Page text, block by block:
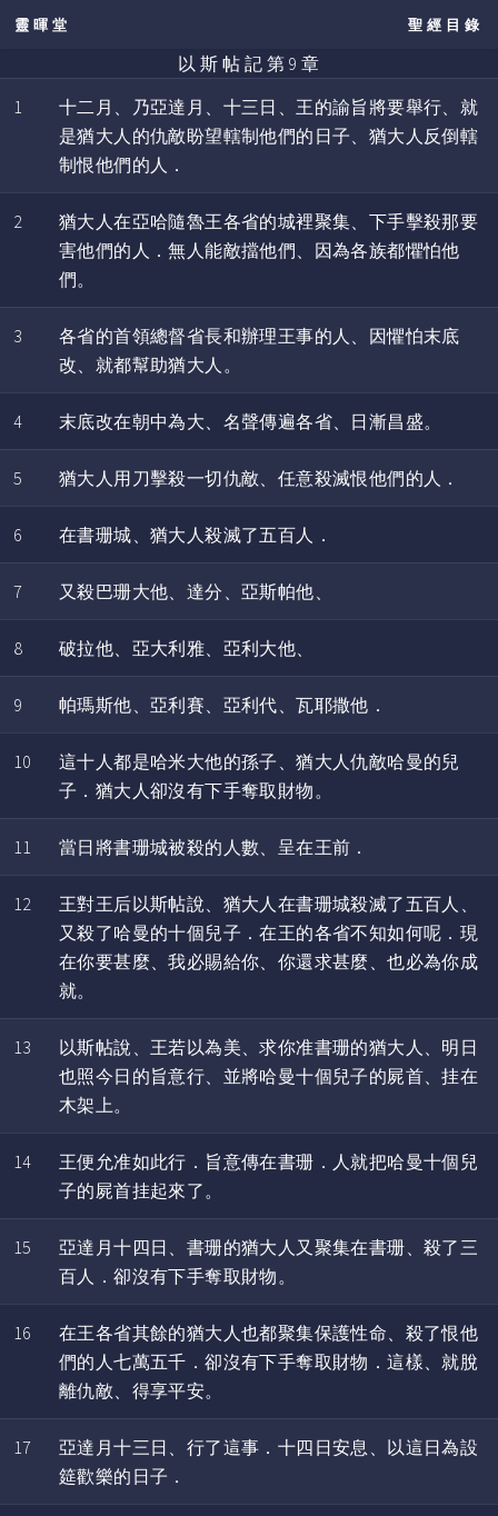
靈暉堂 聖經目錄
以 斯 帖 記 第 9 章
1
十二月、乃亞達月、十三日、王的諭旨將要舉行、就
是猶大人的仇敵盼望轄制他們的日子、猶大人反倒轄
制恨他們的人．
2
猶大人在亞哈隨魯王各省的城裡聚集、下手擊殺那要
害他們的人．無人能敵擋他們、因為各族都懼怕他
們。
3
各省的首領總督省長和辦理王事的人、因懼怕末底
改、就都幫助猶大人。
4 末底改在朝中為大、名聲傳遍各省、日漸昌盛。
5 猶大人用刀擊殺一切仇敵、任意殺滅恨他們的人．
6 在書珊城、猶大人殺滅了五百人．
7 又殺巴珊大他、達分、亞斯帕他、
8 破拉他、亞大利雅、亞利大他、
9 帕瑪斯他、亞利賽、亞利代、瓦耶撒他．
10
這十人都是哈米大他的孫子、猶大人仇敵哈曼的兒
子．猶大人卻沒有下手奪取財物。
11 當日將書珊城被殺的人數、呈在王前．
12
王對王后以斯帖說、猶大人在書珊城殺滅了五百人、
又殺了哈曼的十個兒子．在王的各省不知如何呢．現
在你要甚麼、我必賜給你、你還求甚麼、也必為你成
就。
13
以斯帖說、王若以為美、求你准書珊的猶大人、明日
也照今日的旨意行、並將哈曼十個兒子的屍首、挂在
木架上。
14
王便允准如此行．旨意傳在書珊．人就把哈曼十個兒
子的屍首挂起來了。
15
亞達月十四日、書珊的猶大人又聚集在書珊、殺了三
百人．卻沒有下手奪取財物。
16
在王各省其餘的猶大人也都聚集保護性命、殺了恨他
們的人七萬五千．卻沒有下手奪取財物．這樣、就脫
離仇敵、得享平安。
17
亞達月十三日、行了這事．十四日安息、以這日為設
筵歡樂的日子．